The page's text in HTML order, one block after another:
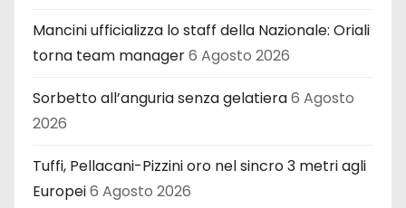
Mancini ufficializza lo staff della Nazionale: Oriali
torna team manager6 Agosto 2026
Sorbetto all’anguria senza gelatiera6 Agosto
2026
Tuffi, Pellacani-Pizzini oro nel sincro 3 metri agli
Europei6 Agosto 2026